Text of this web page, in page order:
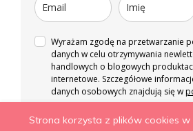
Wyrażam zgodę na przetwarzanie
danych w celu otrzymywania
handlowych o blogowych
internetowe. Szczegółowe
danych osobowych znajdują się w
Strona korzysta z plików cookies w